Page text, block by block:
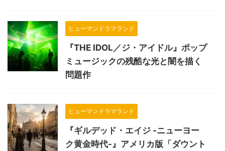
ヒューマンドラマランド
『THE IDOL／ジ・アイドル』ポップ
ミュージックの残酷な光と闇を描く
問題作
ヒューマンドラマランド
『ギルデッド・エイジ -ニューヨー
ク黄金時代-』アメリカ版「ダウント